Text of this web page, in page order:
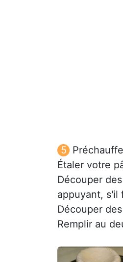
Étaler votre
Découper
appuyant, s'il
Découper
Remplir au